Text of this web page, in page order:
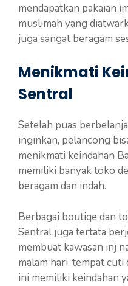
mendapatkan pakaian
muslimah yang
juga sangat beragam
Menikmati
Sentral
Setelah puas
inginkan, pelancong
menikmati keindahan
memiliki banyak toko
beragam dan indah.
Berbagai boutiqe dan
Sentral juga tertata
membuat kawasan inj
malam hari, tempat
ini memiliki keindahan